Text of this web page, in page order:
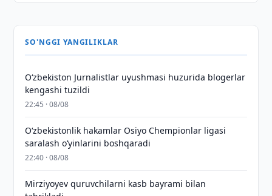
SO'NGGI YANGILIKLAR
O‘zbekiston Jurnalistlar uyushmasi huzurida blogerlar
kengashi tuzildi
22:45 · 08/08
O‘zbekistonlik hakamlar Osiyo Chempionlar ligasi
saralash o‘yinlarini boshqaradi
22:40 · 08/08
Mirziyoyev quruvchilarni kasb bayrami bilan